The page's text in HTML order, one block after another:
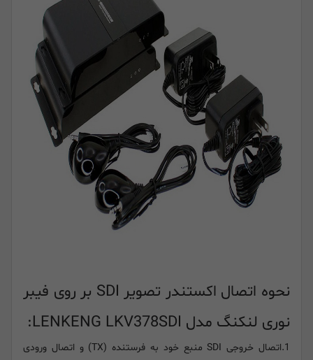
نحوه اتصال اکستندر تصویر SDI بر روی فیبر
نوری لنکنگ مدل LENKENG LKV378SDI:
1.اتصال خروجی SDI منبع خود به فرستنده (TX) و اتصال ورودی